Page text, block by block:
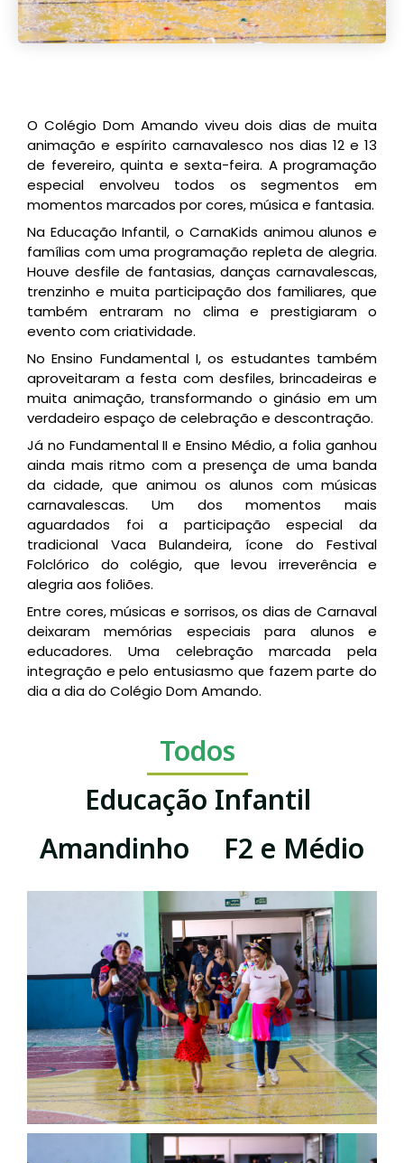
O Colégio Dom Amando viveu dois dias de muita
animação e espírito carnavalesco nos dias 12 e 13
de fevereiro, quinta e sexta-feira. A programação
especial envolveu todos os segmentos em
momentos marcados por cores, música e fantasia.
Na Educação Infantil, o CarnaKids animou alunos e
famílias com uma programação repleta de alegria.
Houve desfile de fantasias, danças carnavalescas,
trenzinho e muita participação dos familiares, que
também entraram no clima e prestigiaram o
evento com criatividade.
No Ensino Fundamental I, os estudantes também
aproveitaram a festa com desfiles, brincadeiras e
muita animação, transformando o ginásio em um
verdadeiro espaço de celebração e descontração.
Já no Fundamental II e Ensino Médio, a folia ganhou
ainda mais ritmo com a presença de uma banda
da cidade, que animou os alunos com músicas
carnavalescas. Um dos momentos mais
aguardados foi a participação especial da
tradicional Vaca Bulandeira, ícone do Festival
Folclórico do colégio, que levou irreverência e
alegria aos foliões.
Entre cores, músicas e sorrisos, os dias de Carnaval
deixaram memórias especiais para alunos e
educadores. Uma celebração marcada pela
integração e pelo entusiasmo que fazem parte do
dia a dia do Colégio Dom Amando.
Todos
Educação Infantil
Amandinho
F2 e Médio